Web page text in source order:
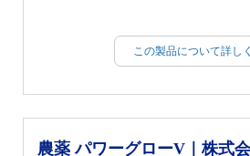
この製品について詳し
農薬 パワーグローV｜株式